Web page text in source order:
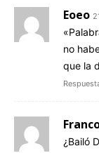
Eoeo
no
que la
¿Bailó